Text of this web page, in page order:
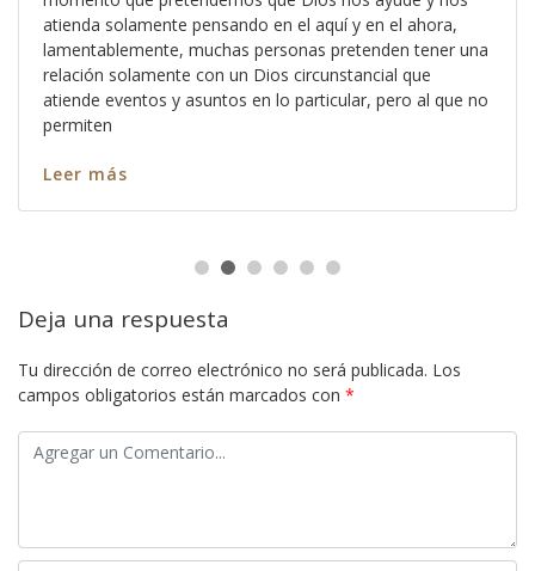
atienda solamente pensando en el aquí y en el ahora,
lamentablemente, muchas personas pretenden tener una
relación solamente con un Dios circunstancial que
atiende eventos y asuntos en lo particular, pero al que no
permiten
Leer más
Deja una respuesta
Tu dirección de correo electrónico no será publicada. Los
campos obligatorios están marcados con *